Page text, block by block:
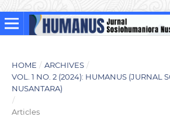
HOME / ARCHIVES /
VOL. 1 NO. 2 (2024): HUMANUS (JURNAL
NUSANTARA)
/
Articles